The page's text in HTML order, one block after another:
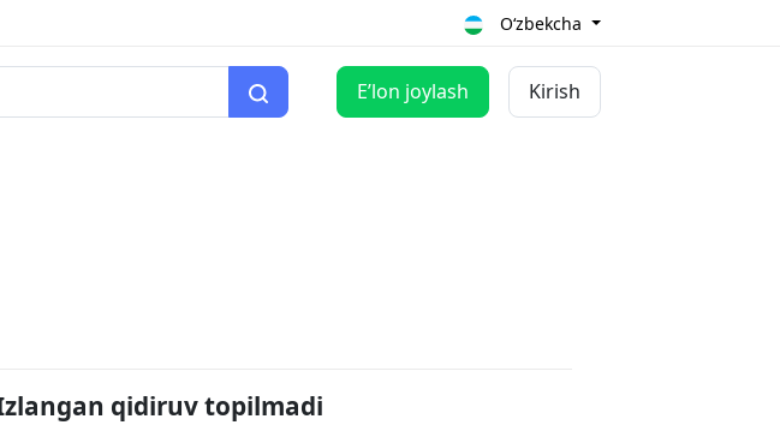
O‘zbekcha
Eʼlon joylash Kirish
qidiruv topilmadi